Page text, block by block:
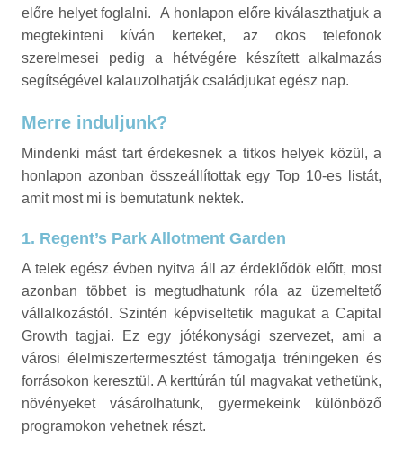
előre helyet foglalni. A honlapon előre kiválaszthatjuk a
megtekinteni kíván kerteket, az okos telefonok
szerelmesei pedig a hétvégére készített alkalmazás
segítségével kalauzolhatják családjukat egész nap.
Merre induljunk?
Mindenki mást tart érdekesnek a titkos helyek közül, a
honlapon azonban összeállítottak egy Top 10-es listát,
amit most mi is bemutatunk nektek.
1. Regent’s Park Allotment Garden
A telek egész évben nyitva áll az érdeklődök előtt, most
azonban többet is megtudhatunk róla az üzemeltető
vállalkozástól. Szintén képviseltetik magukat a Capital
Growth tagjai. Ez egy jótékonysági szervezet, ami a
városi élelmiszertermesztést támogatja tréningeken és
forrásokon keresztül. A kerttúrán túl magvakat vethetünk,
növényeket vásárolhatunk, gyermekeink különböző
programokon vehetnek részt.